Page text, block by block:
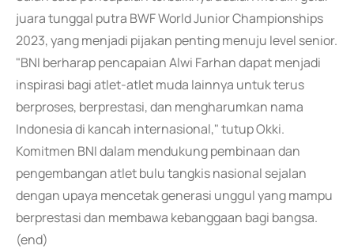
juara tunggal putra BWF World Junior Championships
2023, yang menjadi pijakan penting menuju level senior.
"BNI berharap pencapaian Alwi Farhan dapat menjadi
inspirasi bagi atlet-atlet muda lainnya untuk terus
berproses, berprestasi, dan mengharumkan nama
Indonesia di kancah internasional," tutup Okki.
Komitmen BNI dalam mendukung pembinaan dan
pengembangan atlet bulu tangkis nasional sejalan
dengan upaya mencetak generasi unggul yang mampu
berprestasi dan membawa kebanggaan bagi bangsa.
(end)